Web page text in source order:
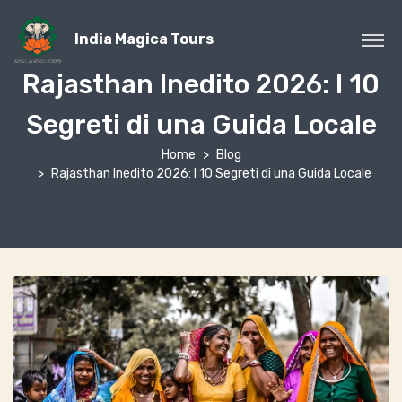
India Magica Tours
Rajasthan Inedito 2026: I 10
Segreti di una Guida Locale
Home
Blog
Rajasthan Inedito 2026: I 10 Segreti di una Guida Locale